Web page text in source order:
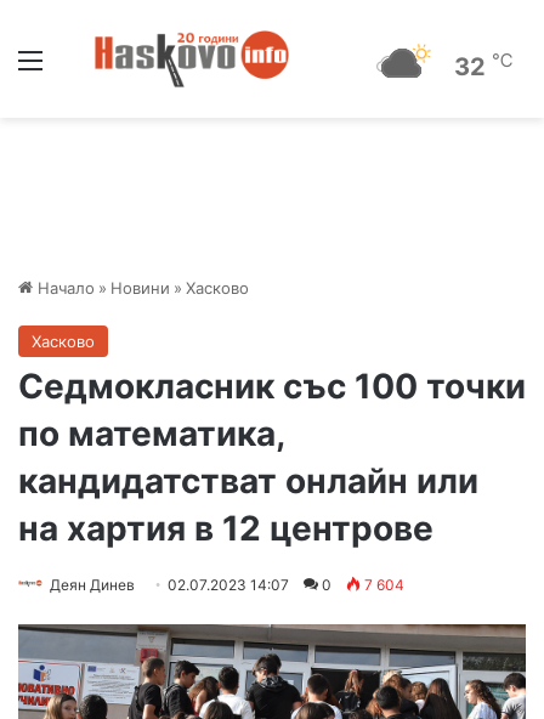
32 ℃
Начало » Новини » Хасково
Хасково
Седмокласник със 100 точки
по математика,
кандидатстват онлайн или
на хартия в 12 центрове
Деян Динев 02.07.2023 14:07 0 7 604